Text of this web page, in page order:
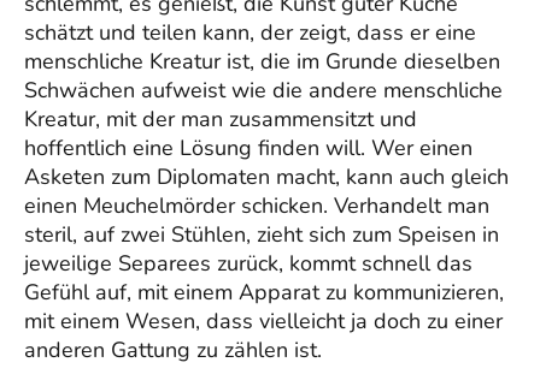
schätzt und teilen kann, der zeigt, dass er eine
menschliche Kreatur ist, die im Grunde dieselben
Schwächen aufweist wie die andere menschliche
Kreatur, mit der man zusammensitzt und
hoffentlich eine Lösung finden will. Wer einen
Asketen zum Diplomaten macht, kann auch gleich
einen Meuchelmörder schicken. Verhandelt man
steril, auf zwei Stühlen, zieht sich zum Speisen in
jeweilige Separees zurück, kommt schnell das
Gefühl auf, mit einem Apparat zu kommunizieren,
mit einem Wesen, dass vielleicht ja doch zu einer
anderen Gattung zu zählen ist.